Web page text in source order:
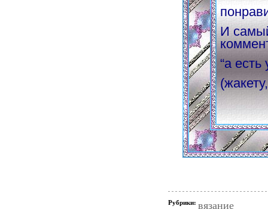
И
“а
Рубрики: вязание